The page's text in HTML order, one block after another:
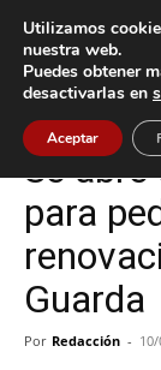
Inicio A Guarda
A Guarda
Se
para
Guarda
Por Redacción -
Utilizamos
nuestra web.
Puedes obtener
desactivarlas en
Aceptar